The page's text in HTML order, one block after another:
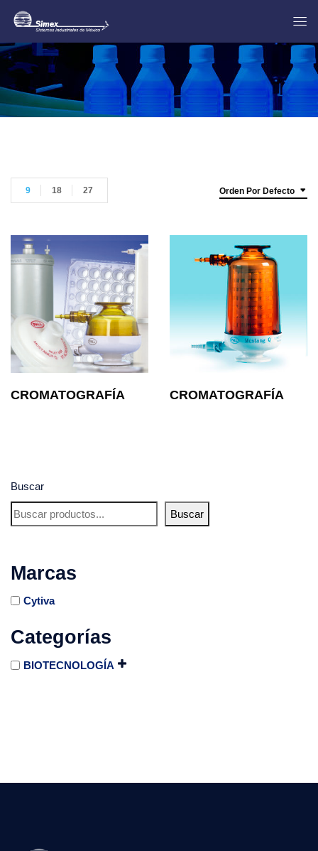
Buscar
Buscar
Marcas
Cytiva
Categorías
BIOTECNOLOGÍA
Orden Por Defecto
9 18 27
CROMATOGRAFÍA CROMATOGRAFÍA